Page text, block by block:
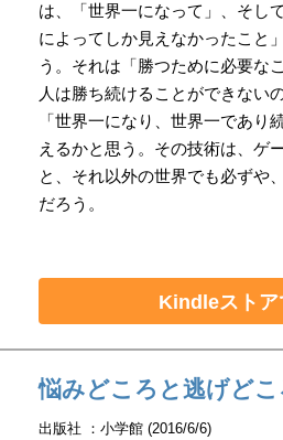
は、「世界一になって」、そし
によってしか見えなかったこと
う。それは「勝つために必要な
人は勝ち続けることができない
「世界一になり、世界一であり
えるかと思う。その技術は、ゲ
と、それ以外の世界でも必ずや
だろう。
Kindleストア
悩みどころと逃げどこ
出版社 ：小学館 (2016/6/6)